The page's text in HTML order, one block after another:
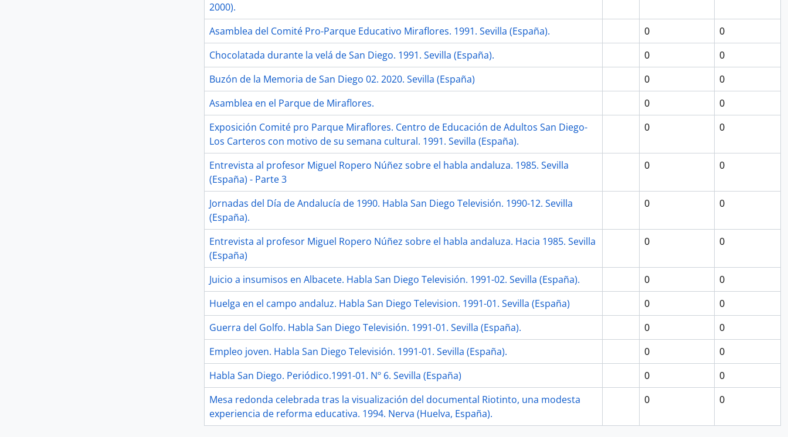
2000).
Asamblea del Comité Pro-Parque Educativo Miraflores. 1991. Sevilla (España). 0
0
Chocolatada durante la velá de San Diego. 1991. Sevilla (España).
0
0
Buzón de la Memoria de San Diego 02. 2020. Sevilla (España)
0
0
Asamblea en el Parque de Miraflores.
0
0
Exposición Comité pro Parque Miraflores. Centro de Educación de Adultos San Diego-
Los Carteros con motivo de su semana cultural. 1991. Sevilla (España).
0 0
Entrevista al profesor Miguel Ropero Núñez sobre el habla andaluza. 1985. Sevilla
(España) - Parte 3
0 0
Jornadas del Día de Andalucía de 1990. Habla San Diego Televisión. 1990-12. Sevilla
(España).
0 0
Entrevista al profesor Miguel Ropero Núñez sobre el habla andaluza. Hacia 1985. Sevilla
(España)
0 0
Juicio a insumisos en Albacete. Habla San Diego Televisión. 1991-02. Sevilla (España). 0
0
Huelga en el campo andaluz. Habla San Diego Television. 1991-01. Sevilla (España)
0
0
Guerra del Golfo. Habla San Diego Televisión. 1991-01. Sevilla (España).
0
0
Empleo joven. Habla San Diego Televisión. 1991-01. Sevilla (España).
0
0
Habla San Diego. Periódico.1991-01. Nº 6. Sevilla (España)
0
0
Mesa redonda celebrada tras la visualización del documental Riotinto, una modesta
experiencia de reforma educativa. 1994. Nerva (Huelva, España).
0 0